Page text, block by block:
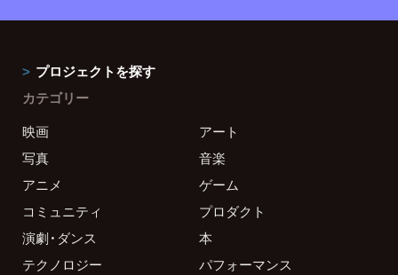
プロジェクトを探す
カテゴリー
映画
アート
写真
音楽
アニメ
ゲーム
コミュニティ
プロダクト
演劇・ダンス
本
テクノロジー
パフォーマンス